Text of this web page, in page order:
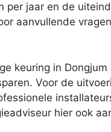
per jaar en de
aanvullende
keuring in Dongjum
Voor de
hier ook